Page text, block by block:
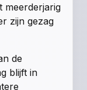
meerderjarig
zijn gezag
de
blijft in